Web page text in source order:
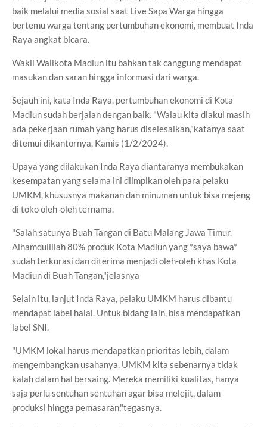
baik melalui media sosial saat Live Sapa Warga hingga
bertemu warga tentang pertumbuhan ekonomi, membuat Inda
Raya angkat bicara.
Wakil Walikota Madiun itu bahkan tak canggung mendapat
masukan dan saran hingga informasi dari warga.
Sejauh ini, kata Inda Raya, pertumbuhan ekonomi di Kota
Madiun sudah berjalan dengan baik. "Walau kita diakui masih
ada pekerjaan rumah yang harus diselesaikan,"katanya saat
ditemui dikantornya, Kamis (1/2/2024).
Upaya yang dilakukan Inda Raya diantaranya membukakan
kesempatan yang selama ini diimpikan oleh para pelaku
UMKM, khususnya makanan dan minuman untuk bisa mejeng
di toko oleh-oleh ternama.
"Salah satunya Buah Tangan di Batu Malang Jawa Timur.
Alhamdulillah 80% produk Kota Madiun yang *saya bawa*
sudah terkurasi dan diterima menjadi oleh-oleh khas Kota
Madiun di Buah Tangan,"jelasnya
Selain itu, lanjut Inda Raya, pelaku UMKM harus dibantu
mendapat label halal. Untuk bidang lain, bisa mendapatkan
label SNI.
"UMKM lokal harus mendapatkan prioritas lebih, dalam
mengembangkan usahanya. UMKM kita sebenarnya tidak
kalah dalam hal bersaing. Mereka memiliki kualitas, hanya
saja perlu sentuhan sentuhan agar bisa melejit, dalam
produksi hingga pemasaran,"tegasnya.